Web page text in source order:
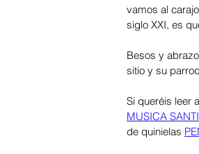
vamos al
siglo XXI, es
Besos y
sitio y su
Si queréis leer
MUSICA SANTI
de quinielas